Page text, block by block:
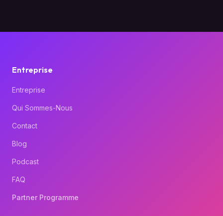
Entreprise
Entreprise
Qui Sommes-Nous
Contact
Blog
Podcast
FAQ
Partner Programme